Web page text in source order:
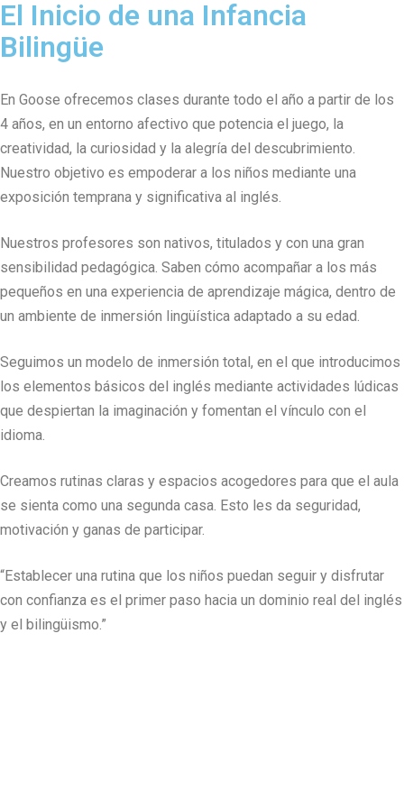
El Inicio de una Infancia
Bilingüe
En Goose ofrecemos clases durante todo el año a partir de los
4 años, en un entorno afectivo que potencia el juego, la
creatividad, la curiosidad y la alegría del descubrimiento.
Nuestro objetivo es empoderar a los niños mediante una
exposición temprana y significativa al inglés.
Nuestros profesores son nativos, titulados y con una gran
sensibilidad pedagógica. Saben cómo acompañar a los más
pequeños en una experiencia de aprendizaje mágica, dentro de
un ambiente de inmersión lingüística adaptado a su edad.
Seguimos un modelo de inmersión total, en el que introducimos
los elementos básicos del inglés mediante actividades lúdicas
que despiertan la imaginación y fomentan el vínculo con el
idioma.
Creamos rutinas claras y espacios acogedores para que el aula
se sienta como una segunda casa. Esto les da seguridad,
motivación y ganas de participar.
“Establecer una rutina que los niños puedan seguir y disfrutar
con confianza es el primer paso hacia un dominio real del inglés
y el bilingüismo.”